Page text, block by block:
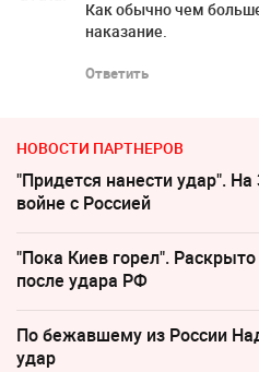
Как обычно чем
наказание.
Ответить
НОВОСТИ ПАРТНЕРОВ
"Придется нанести удар".
войне с Россией
"Пока Киев горел".
после удара РФ
По бежавшему из России
удар